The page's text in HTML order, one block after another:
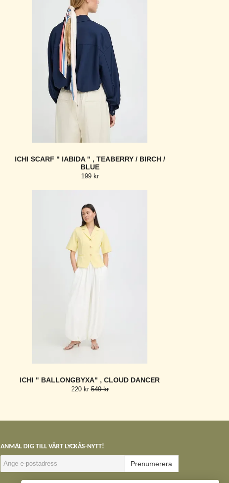
ICHI SCARF " IABIDA " , TEABERRY / BIRCH /
BLUE
199 kr
ICHI " BALLONGBYXA" , CLOUD DANCER
220 kr549 kr
ANMÄL DIG TILL VÅRT LYCKÅS-NYTT!
Prenumerera